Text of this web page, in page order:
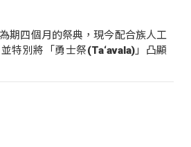
期四個月的祭典，現今配合族人工
特別將「勇士祭(Ta‘avala)」凸顯